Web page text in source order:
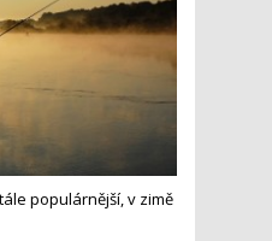
populárnější, v zimě